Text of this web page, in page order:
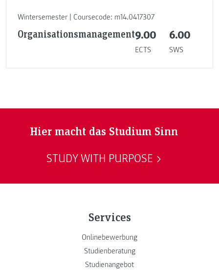
Wintersemester | Coursecode: m14.0417307
Organisationsmanagement9.00
ECTS
6.00
SWS
Hier macht das Studium Sinn
STUDY WITH PURPOSE
Services
Onlinebewerbung
Studienberatung
Studienangebot